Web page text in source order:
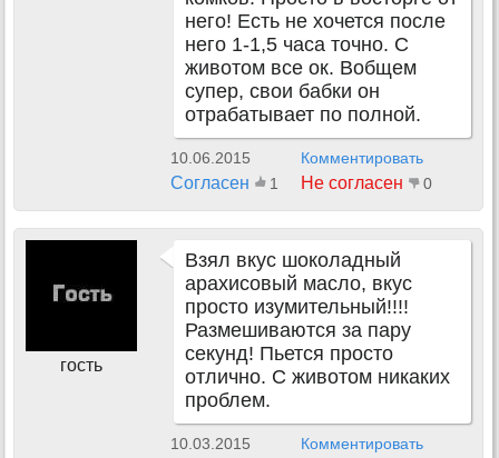
него! Есть не хочется после
него 1-1,5 часа точно. С
животом все ок. Вобщем
супер, свои бабки он
отрабатывает по полной.
10.06.2015 Комментировать
Согласен 1 Не согласен 0
гость
Взял вкус шоколадный
арахисовый масло, вкус
просто изумительный!!!!
Размешиваются за пару
секунд! Пьется просто
отлично. С животом никаких
проблем.
10.03.2015 Комментировать